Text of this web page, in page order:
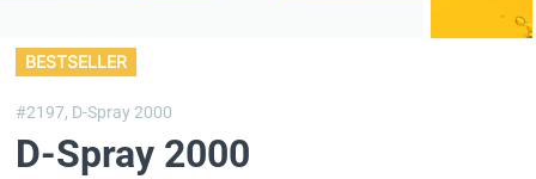
BESTSELLER
#2197, D-Spray 2000
D-Spray 2000